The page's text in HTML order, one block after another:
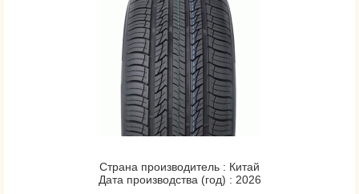
Debica
Diamondback
Diplomat
Doublestar
Dunlop
Duraturn
Ecovision
Eurorepar
Страна производитель : Китай
Дата производства (год) : 2026